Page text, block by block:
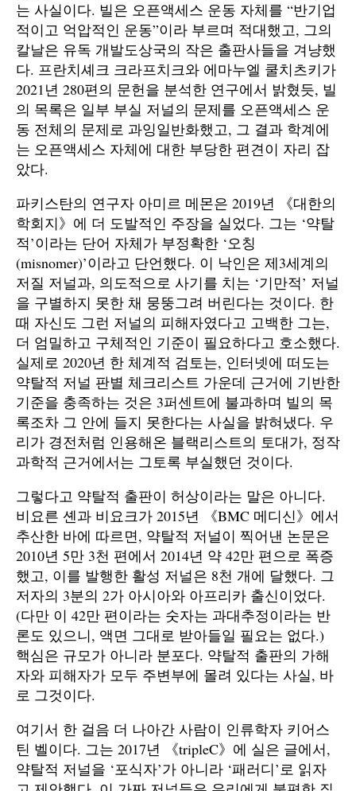
는 사실이다. 빌은 오픈액세스 운동 자체를 “반기업
적이고 억압적인 운동”이라 부르며 적대했고, 그의
칼날은 유독 개발도상국의 작은 출판사들을 겨냥했
다. 프란치셰크 크라프치크와 에마누엘 쿨치츠키가
2021년 280편의 문헌을 분석한 연구에서 밝혔듯, 빌
의 목록은 일부 부실 저널의 문제를 오픈액세스 운
동 전체의 문제로 과잉일반화했고, 그 결과 학계에
는 오픈액세스 자체에 대한 부당한 편견이 자리 잡
았다.
파키스탄의 연구자 아미르 메몬은 2019년 《대한의
학회지》에 더 도발적인 주장을 실었다. 그는 ‘약탈
적’이라는 단어 자체가 부정확한 ‘오칭
(misnomer)’이라고 단언했다. 이 낙인은 제3세계의
저질 저널과, 의도적으로 사기를 치는 ‘기만적’ 저널
을 구별하지 못한 채 뭉뚱그려 버린다는 것이다. 한
때 자신도 그런 저널의 피해자였다고 고백한 그는,
더 엄밀하고 구체적인 기준이 필요하다고 호소했다.
실제로 2020년 한 체계적 검토는, 인터넷에 떠도는
약탈적 저널 판별 체크리스트 가운데 근거에 기반한
기준을 충족하는 것은 3퍼센트에 불과하며 빌의 목
록조차 그 안에 들지 못한다는 사실을 밝혀냈다. 우
리가 경전처럼 인용해온 블랙리스트의 토대가, 정작
과학적 근거에서는 그토록 부실했던 것이다.
그렇다고 약탈적 출판이 허상이라는 말은 아니다.
비요른 셴과 비요크가 2015년 《BMC 메디신》에서
추산한 바에 따르면, 약탈적 저널이 찍어낸 논문은
2010년 5만 3천 편에서 2014년 약 42만 편으로 폭증
했고, 이를 발행한 활성 저널은 8천 개에 달했다. 그
저자의 3분의 2가 아시아와 아프리카 출신이었다.
(다만 이 42만 편이라는 숫자는 과대추정이라는 반
론도 있으니, 액면 그대로 받아들일 필요는 없다.)
핵심은 규모가 아니라 분포다. 약탈적 출판의 가해
자와 피해자가 모두 주변부에 몰려 있다는 사실, 바
로 그것이다.
여기서 한 걸음 더 나아간 사람이 인류학자 키어스
틴 벨이다. 그는 2017년 《tripleC》에 실은 글에서,
약탈적 저널을 ‘포식자’가 아니라 ‘패러디’로 읽자